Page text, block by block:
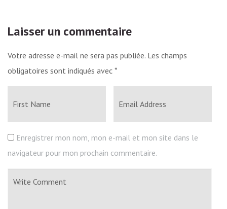
Laisser un commentaire
Votre adresse e-mail ne sera pas publiée. Les champs
obligatoires sont indiqués avec *
Enregistrer mon nom, mon e-mail et mon site dans le
navigateur pour mon prochain commentaire.